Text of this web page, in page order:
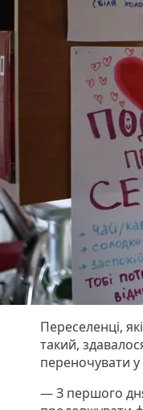
Переселенці,
такий,
переночувати
— З першого